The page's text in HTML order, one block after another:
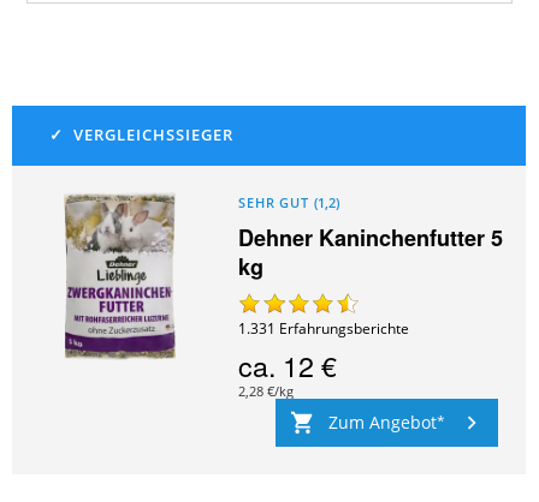
SEHR GUT (1,2)
Dehner Kaninchenfutter 5
kg
1.331 Erfahrungsberichte
ca. 12 €
2,28 €/kg
Zum Angebot